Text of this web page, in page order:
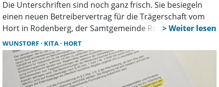
Die Unterschriften sind noch ganz frisch. Sie besiegeln
einen neuen Betreibervertrag für die Trägerschaft vom
Hort in Rodenberg, der Samtgemeinde Rodenberg. Er
wird zukünftig durch die AWO Kindertagesstätten
Schaumburg gGmbH getragen. „Mit der AWO begrüßen
wir nunmehr einen weiteren freien Träger für unsere Kita-
Einrichtungen in Rodenberg und tragen so dem
WUNSTORF KITA HORT